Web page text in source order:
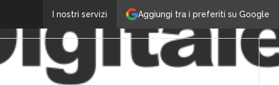
Aggiungi tra i preferiti su Google
I nostri servizi